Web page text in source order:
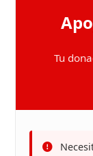
Tu